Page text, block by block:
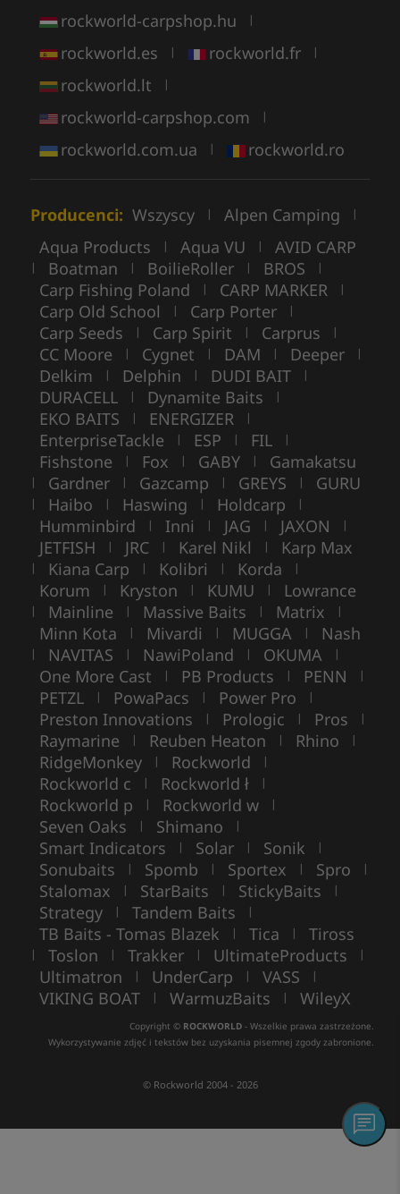
rockworld-carpshop.hu |
rockworld.es | rockworld.fr |
rockworld.lt |
rockworld-carpshop.com |
rockworld.com.ua | rockworld.ro
Producenci: Wszyscy | Alpen Camping |
Aqua Products | Aqua VU | AVID CARP
| Boatman | BoilieRoller | BROS |
Carp Fishing Poland | CARP MARKER |
Carp Old School | Carp Porter |
Carp Seeds | Carp Spirit | Carprus |
CC Moore | Cygnet | DAM | Deeper |
Delkim | Delphin | DUDI BAIT |
DURACELL | Dynamite Baits |
EKO BAITS | ENERGIZER |
EnterpriseTackle | ESP | FIL |
Fishstone | Fox | GABY | Gamakatsu
| Gardner | Gazcamp | GREYS | GURU
| Haibo | Haswing | Holdcarp |
Humminbird | Inni | JAG | JAXON |
JETFISH | JRC | Karel Nikl | Karp Max
| Kiana Carp | Kolibri | Korda |
Korum | Kryston | KUMU | Lowrance
| Mainline | Massive Baits | Matrix |
Minn Kota | Mivardi | MUGGA | Nash
| NAVITAS | NawiPoland | OKUMA |
One More Cast | PB Products | PENN |
PETZL | PowaPacs | Power Pro |
Preston Innovations | Prologic | Pros |
Raymarine | Reuben Heaton | Rhino |
RidgeMonkey | Rockworld |
Rockworld c | Rockworld ł |
Rockworld p | Rockworld w |
Seven Oaks | Shimano |
Smart Indicators | Solar | Sonik |
Sonubaits | Spomb | Sportex | Spro |
Stalomax | StarBaits | StickyBaits |
Strategy | Tandem Baits |
TB Baits - Tomas Blazek | Tica | Tiross
| Toslon | Trakker | UltimateProducts |
Ultimatron | UnderCarp | VASS |
VIKING BOAT | WarmuzBaits | WileyX
Copyright © ROCKWORLD - Wszelkie prawa zastrzeżone.
Wykorzystywanie zdjęć i tekstów bez uzyskania pisemnej zgody zabronione.
© Rockworld 2004 - 2026